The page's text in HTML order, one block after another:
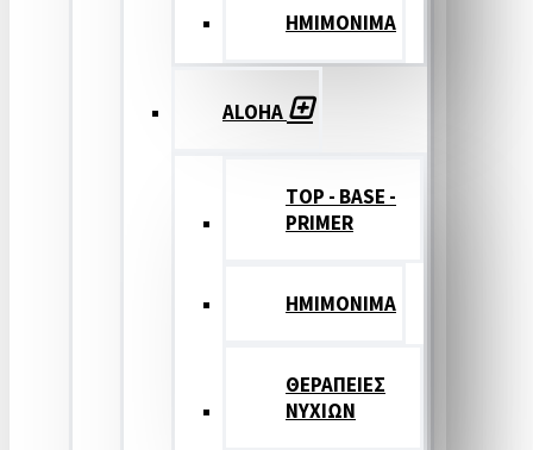
ΗΜΙΜΟΝΙΜΑ
ALOHA
TOP - BASE -
PRIMER
ΗΜΙΜΟΝΙΜΑ
ΘΕΡΑΠΕΙΕΣ
ΝΥΧΙΩΝ